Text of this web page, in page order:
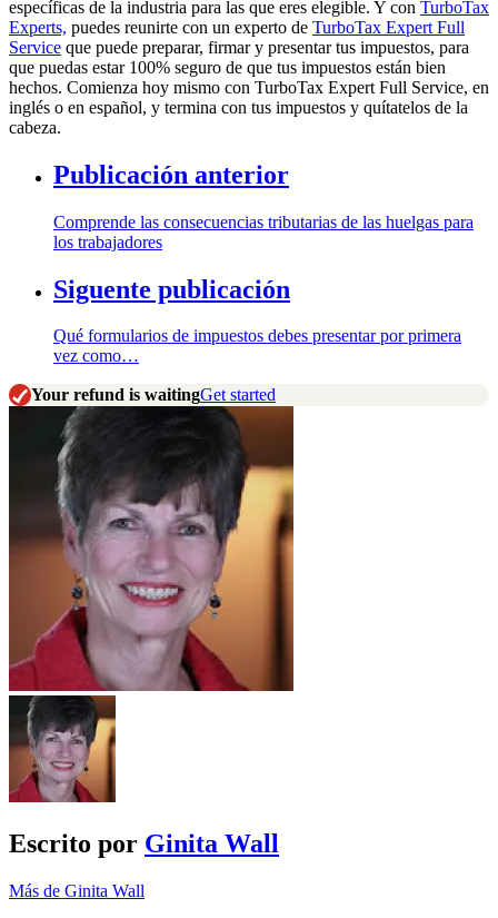
específicas de la industria para las que eres elegible. Y con TurboTax
Experts, puedes reunirte con un experto de TurboTax Expert Full
Service que puede preparar, firmar y presentar tus impuestos, para
que puedas estar 100% seguro de que tus impuestos están bien
hechos. Comienza hoy mismo con TurboTax Expert Full Service, en
inglés o en español, y termina con tus impuestos y quítatelos de la
cabeza.
Publicación anterior
Comprende las consecuencias tributarias de las huelgas para
los trabajadores
Siguente publicación
Qué formularios de impuestos debes presentar por primera
vez como…
Your refund is waitingGet started
Escrito por Ginita Wall
Más de Ginita Wall